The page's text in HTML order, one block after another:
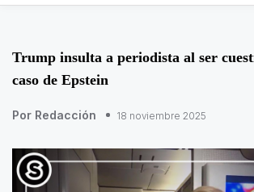
Trump insulta a periodista al ser
caso de Epstein
Por Redacción 18 noviembre 2025